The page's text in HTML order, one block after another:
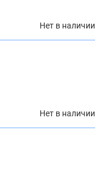
Нет в наличии
Нет в наличии